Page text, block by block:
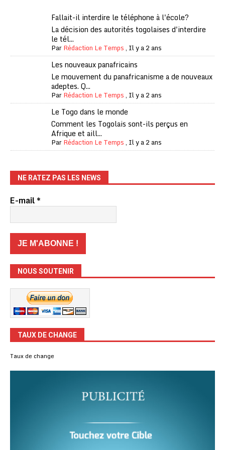
Fallait-il interdire le téléphone à l'école?
La décision des autorités togolaises d'interdire
le tél...
ParRédaction Le Temps, Il y a 2 ans
Les nouveaux panafricains
Le mouvement du panafricanisme a de nouveaux
adeptes. Q...
ParRédaction Le Temps, Il y a 2 ans
Le Togo dans le monde
Comment les Togolais sont-ils perçus en
Afrique et aill...
ParRédaction Le Temps, Il y a 2 ans
NE RATEZ PAS LES NEWS
E-mail*
NOUS SOUTENIR
TAUX DE CHANGE
Taux de change